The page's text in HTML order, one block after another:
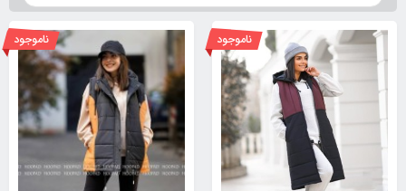
ناموجود ناموجود